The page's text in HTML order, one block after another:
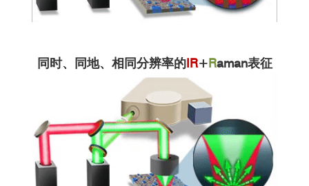
同时、同地、相同分辨率的IR+Raman表征